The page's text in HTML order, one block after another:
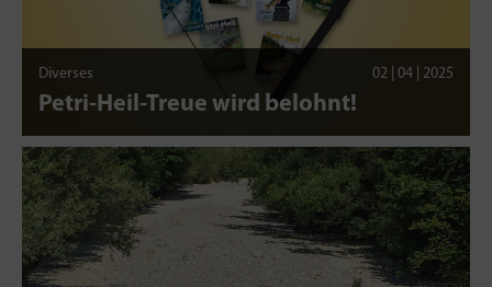
Diverses 02 | 04 | 2025
Petri-Heil-Treue wird belohnt!